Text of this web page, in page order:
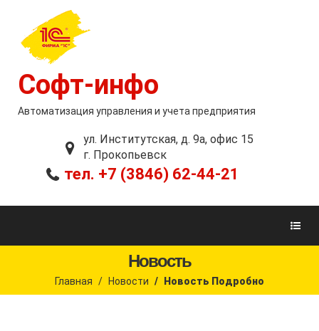
Софт-инфо
Автоматизация управления и учета предприятия
ул. Институтская, д. 9а, офис 15
г. Прокопьевск
тел. +7 (3846) 62-44-21
Новость
Главная Новости Новость Подробно